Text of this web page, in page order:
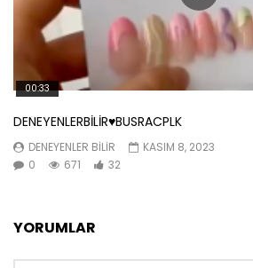
00:33
DENEYENLERBİLİR♥️BUSRACPLK
DENEYENLER BILIR
KASIM 8, 2023
0
671 32
YORUMLAR